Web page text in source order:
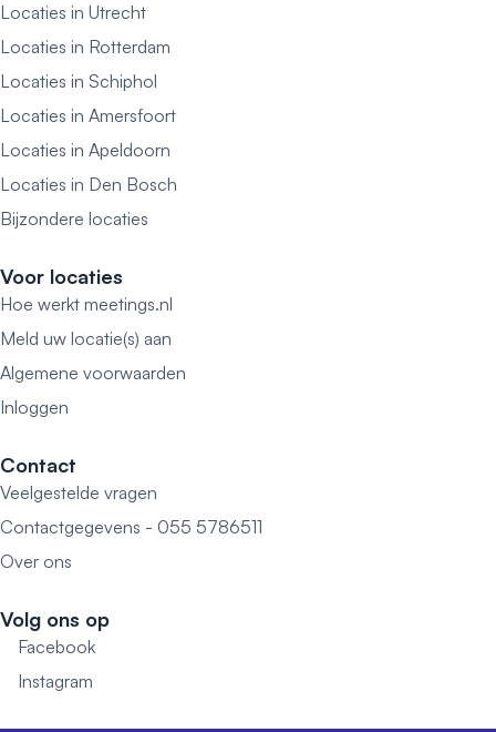
Locaties in Utrecht
Locaties in Rotterdam
Locaties in Schiphol
Locaties in Amersfoort
Locaties in Apeldoorn
Locaties in Den Bosch
Bijzondere locaties
Voor locaties
Hoe werkt meetings.nl
Meld uw locatie(s) aan
Algemene voorwaarden
Inloggen
Contact
Veelgestelde vragen
Contactgegevens - 055 5786511
Over ons
Volg ons op
Facebook
Instagram